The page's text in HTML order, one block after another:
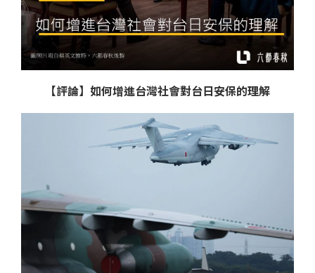
【評論】如何增進台灣社會對台日安保的理解